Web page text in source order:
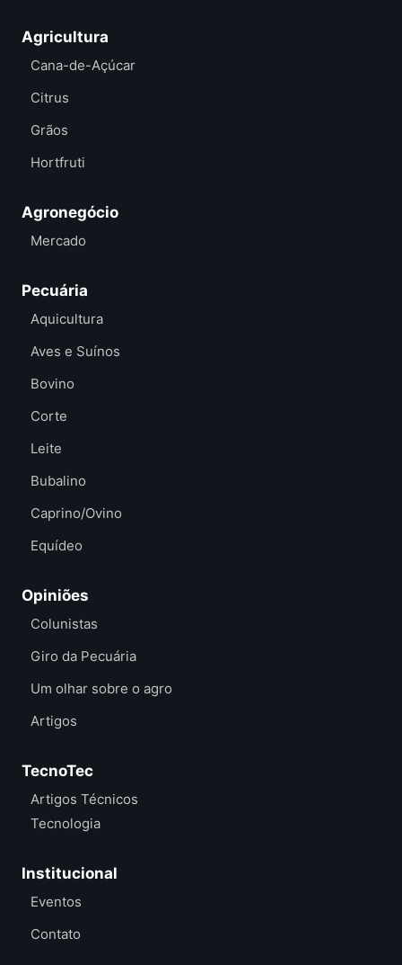
Agricultura
Cana-de-Açúcar
Citrus
Grãos
Hortfruti
Agronegócio
Mercado
Pecuária
Aquicultura
Aves e Suínos
Bovino
Corte
Leite
Bubalino
Caprino/Ovino
Equídeo
Opiniões
Colunistas
Giro da Pecuária
Um olhar sobre o agro
Artigos
TecnoTec
Artigos Técnicos
Tecnologia
Institucional
Eventos
Contato